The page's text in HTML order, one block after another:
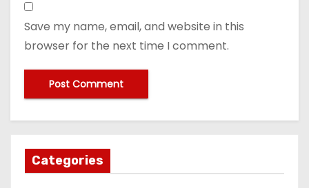
Save my name, email, and website in this
browser for the next time I comment.
Categories